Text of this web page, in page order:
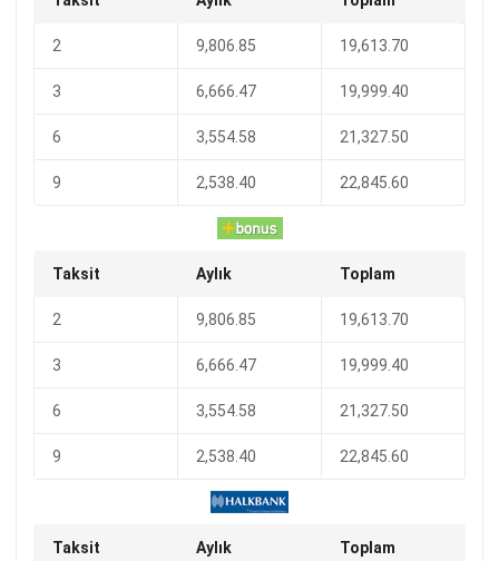
2 9,806.85 19,613.70
3 6,666.47 19,999.40
6 3,554.58 21,327.50
9 2,538.40 22,845.60
Taksit Aylık Toplam
2 9,806.85 19,613.70
3 6,666.47 19,999.40
6 3,554.58 21,327.50
9 2,538.40 22,845.60
Taksit Aylık Toplam